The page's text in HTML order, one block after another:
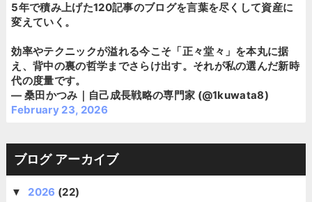
5年で積み上げた120記事のブログを言葉を尽くして資産に
変えていく。
効率やテクニックが溢れる今こそ「正々堂々」を本丸に据
え、背中の裏の哲学までさらけ出す。それが私の選んだ新時
代の度量です。
— 桑田かつみ｜自己成長戦略の専門家 (@1kuwata8)
February 23, 2026
ブログ アーカイブ
▼ 2026 (22)